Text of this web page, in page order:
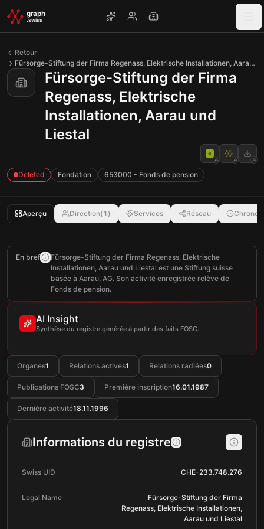
Skip to main content
graph
.swiss
Retour
Fürsorge-Stiftung der Firma Regenass, Elektrische Installationen, Aarau und Liestal
Fürsorge-Stiftung der Firma
Regenass, Elektrische
Installationen, Aarau und
Liestal
Deleted Fondation 653000 - Fonds de pension
Aperçu Direction( 1 ) Services Réseau
En bref
Fürsorge-Stiftung der Firma Regenass, Elektrische
Installationen, Aarau und Liestal est une Stiftung suisse
basée à Aarau, AG. Son activité enregistrée relève de
Fonds de pension.
AI Insight
Synthèse du registre générée à partir des faits FOSC.
Organes1 Relations actives1 Relations radiées0
Publications FOSC3 Première inscription16.01.1987
Dernière activité18.11.1996
Informations du registre
Swiss UID CHE-233.748.276
Legal Name
Fürsorge-Stiftung der Firma
Regenass, Elektrische Installationen,
Aarau und Liestal